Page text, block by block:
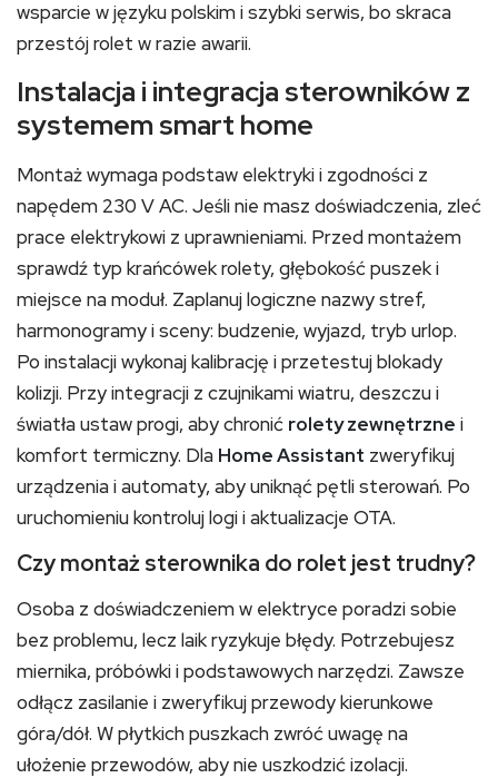
wsparcie w języku polskim i szybki serwis, bo skraca
przestój rolet w razie awarii.
Instalacja i integracja sterowników z
systemem smart home
Montaż wymaga podstaw elektryki i zgodności z
napędem 230 V AC. Jeśli nie masz doświadczenia, zleć
prace elektrykowi z uprawnieniami. Przed montażem
sprawdź typ krańcówek rolety, głębokość puszek i
miejsce na moduł. Zaplanuj logiczne nazwy stref,
harmonogramy i sceny: budzenie, wyjazd, tryb urlop.
Po instalacji wykonaj kalibrację i przetestuj blokady
kolizji. Przy integracji z czujnikami wiatru, deszczu i
światła ustaw progi, aby chronić rolety zewnętrzne i
komfort termiczny. Dla Home Assistant zweryfikuj
urządzenia i automaty, aby uniknąć pętli sterowań. Po
uruchomieniu kontroluj logi i aktualizacje OTA.
Czy montaż sterownika do rolet jest trudny?
Osoba z doświadczeniem w elektryce poradzi sobie
bez problemu, lecz laik ryzykuje błędy. Potrzebujesz
miernika, próbówki i podstawowych narzędzi. Zawsze
odłącz zasilanie i zweryfikuj przewody kierunkowe
góra/dół. W płytkich puszkach zwróć uwagę na
ułożenie przewodów, aby nie uszkodzić izolacji.